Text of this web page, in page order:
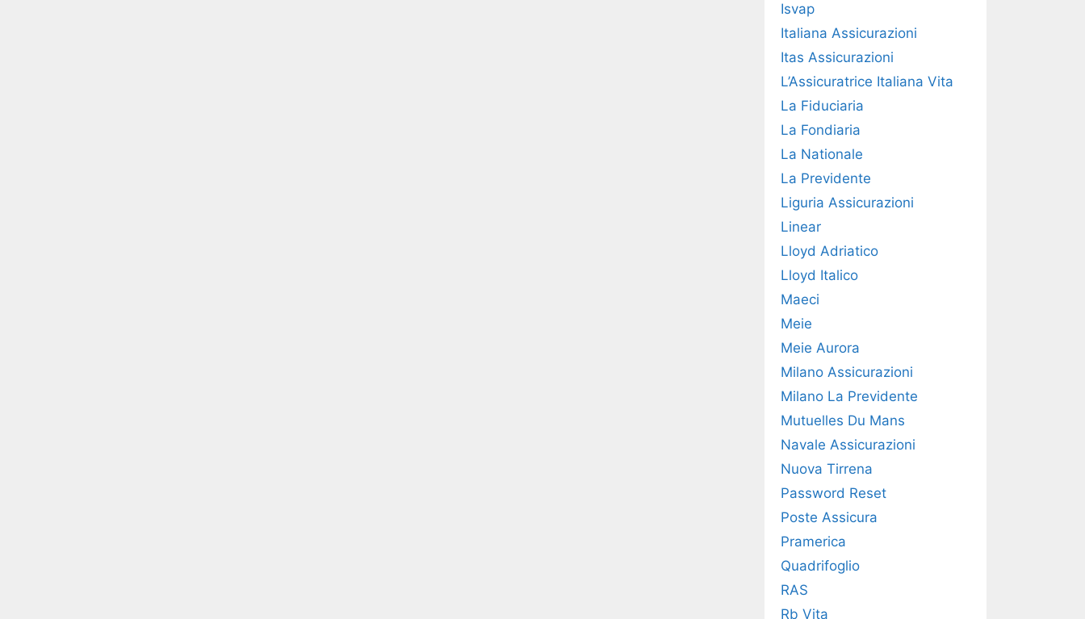
Isvap
Italiana Assicurazioni
Itas Assicurazioni
L’Assicuratrice Italiana Vita
La Fiduciaria
La Fondiaria
La Nationale
La Previdente
Liguria Assicurazioni
Linear
Lloyd Adriatico
Lloyd Italico
Maeci
Meie
Meie Aurora
Milano Assicurazioni
Milano La Previdente
Mutuelles Du Mans
Navale Assicurazioni
Nuova Tirrena
Password Reset
Poste Assicura
Pramerica
Quadrifoglio
RAS
Rb Vita